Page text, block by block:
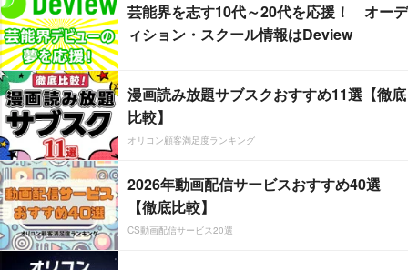
芸能界を志す10代～20代を応援！ オーデ
ィション・スクール情報はDeview
漫画読み放題サブスクおすすめ11選【徹底
比較】
オリコン顧客満足度ランキング
2026年動画配信サービスおすすめ40選
【徹底比較】
CS動画配信サービス20選